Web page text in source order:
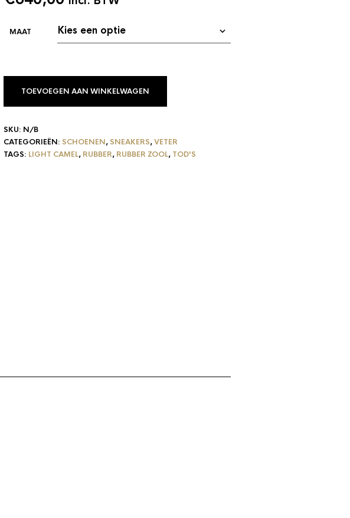
TOEVOEGEN AAN WINKELWAGEN
SKU: N/B
CATEGORIEËN: SCHOENEN, SNEAKERS,VETER
TAGS: LIGHT CAMEL, RUBBER, RUBBER ZOOL, TOD'S